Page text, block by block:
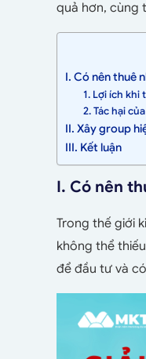
quả hơn, cùng
I. Có nên thuê
1. Lợi ích khi
2. Tác hại
II. Xây group
III. Kết luận
I. Có nên
Trong thế giới
không thể
để đầu tư và